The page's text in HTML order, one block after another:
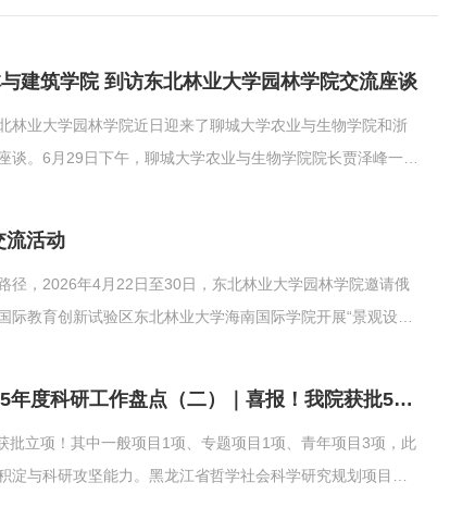
建筑学院 到访东北林业大学园林学院交流座谈
业大学园林学院近日迎来了聊城大学农业与生物学院和浙
。6月29日下午，聊城大学农业与生物学院院长贾泽峰一行
流活动
径，2026年4月22日至30日，东北林业大学园林学院邀请俄
教育创新试验区东北林业大学海南国际学院开展“景观设计
笃行科创攀高峰 研精覃思结硕果——园林学院2025年度科研工作盘点（二）｜喜报！我院获批5项黑龙江省哲学社会科学研究规划项目
立项！其中一般项目1项、专题项目1项、青年项目3项，此
与科研攻坚能力。黑龙江省哲学社会科学研究规划项目是